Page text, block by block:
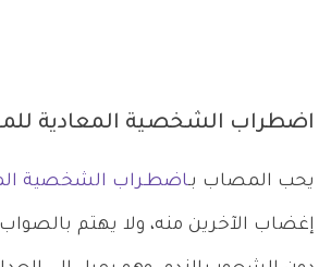
اضطراب الشخصية المعادية
يحب المصاب بـاضطـراب الشخصية
إغضاب الآخرين منه، ولا يهتم